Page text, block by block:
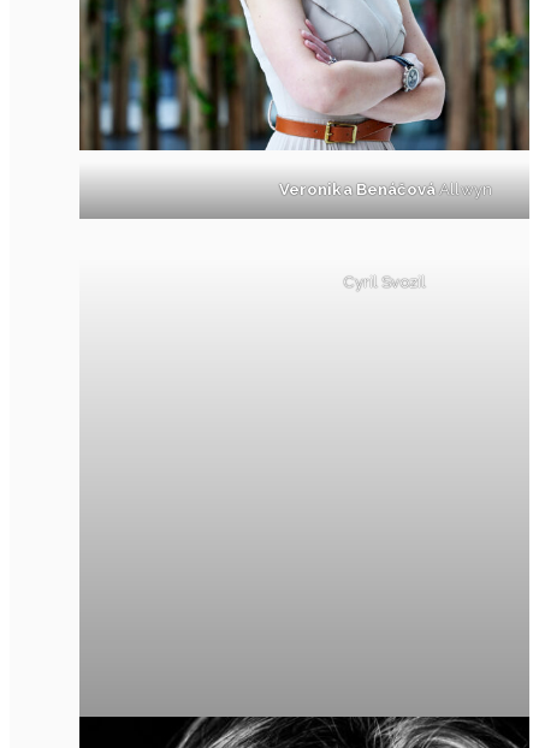
Veronika BenáčováAllwyn
Cyril Svozil